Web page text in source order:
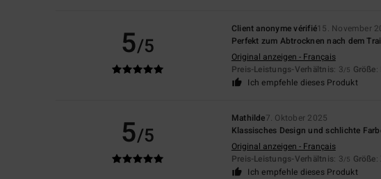
5/5
Client anonyme vérifié15. November
Perfekt zum Abtrocknen nach dem
Original anzeigen - Français
Preis-Leistungs-Verhältnis: 3/5 Größe:
Ich empfehle dieses Produkt
5/5
Mathilde7. Oktober 2025
Klassisches Design und schlichte
Original anzeigen - Français
Preis-Leistungs-Verhältnis: 3/5 Größe:
Ich empfehle dieses Produkt